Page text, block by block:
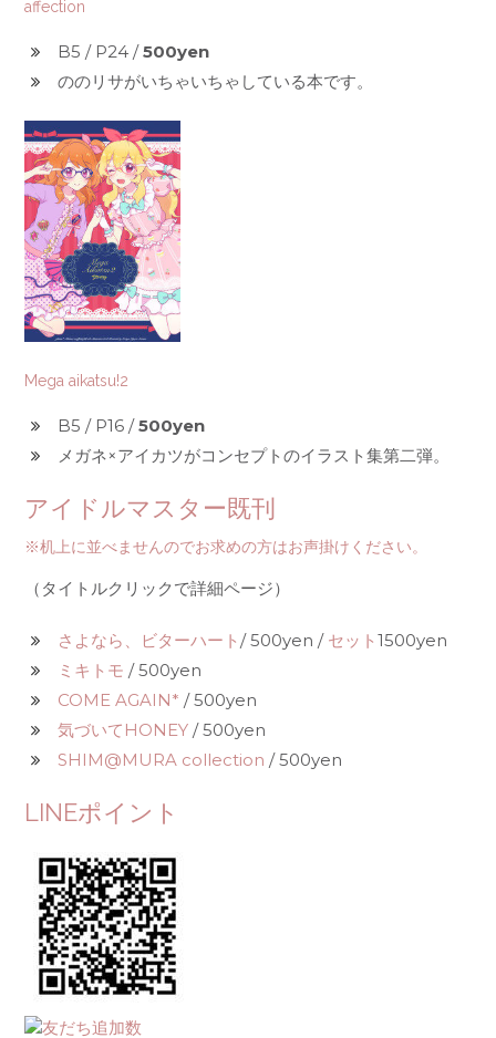
affection
B5 / P24 /500yen
ののリサがいちゃいちゃしている本です。
Mega aikatsu!2
B5 / P16 /500yen
メガネ×アイカツがコンセプトのイラスト集第二弾。
アイドルマスター既刊
※机上に並べませんのでお求めの方はお声掛けください。
（タイトルクリックで詳細ページ）
さよなら、ビターハート / 500yen / セット 1500yen
ミキトモ / 500yen
COME AGAIN* / 500yen
気づいてHONEY / 500yen
SHIM@MURA collection / 500yen
LINEポイント